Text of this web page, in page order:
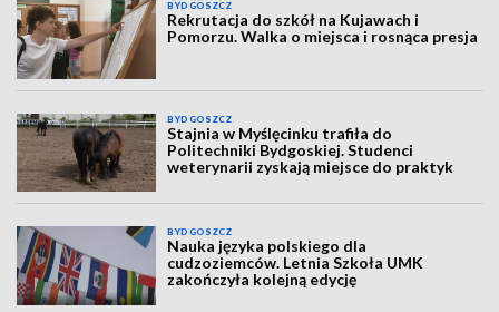
BYDGOSZCZ
Rekrutacja do szkół na Kujawach i
Pomorzu. Walka o miejsca i rosnąca presja
BYDGOSZCZ
Stajnia w Myślęcinku trafiła do
Politechniki Bydgoskiej. Studenci
weterynarii zyskają miejsce do praktyk
BYDGOSZCZ
Nauka języka polskiego dla
cudzoziemców. Letnia Szkoła UMK
zakończyła kolejną edycję